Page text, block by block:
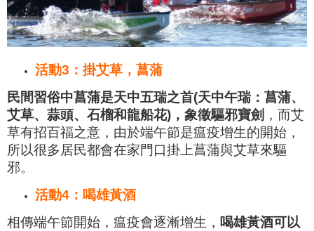
活動3：掛艾草，菖蒲
民間習俗中菖蒲是天中五瑞之首(天中午瑞：菖蒲、
艾草、蒜頭、石榴和龍船花)，象徵驅邪寶劍 ，而艾
草有招百福之意 ，由於端午節是瘟疫增生的開始，
所以很多居民都會在家門口掛上菖蒲與艾草來驅
邪。
活動4：喝雄黃酒
相傳端午節開始，瘟疫會逐漸增生， 喝雄黃酒可以